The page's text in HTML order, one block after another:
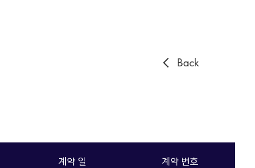
Back
계약 일 계약 번호